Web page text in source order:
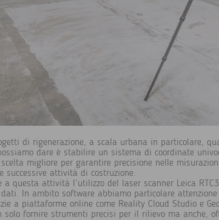
di rigenerazione, a scala urbana in particolare,
dare è stabilire un sistema di coordinate
migliore per garantire precisione nelle
successive attività di costruzione.
a questa attività l’utilizzo del laser scanner Leica
dati. In ambito software abbiamo particolare
a piattaforme online come Reality Cloud Studio e
solo fornire strumenti precisi per il rilievo ma